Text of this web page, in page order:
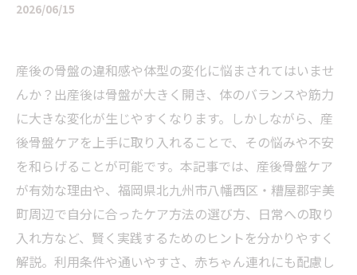
2026/06/15
産後の骨盤の違和感や体型の変化に悩まされてはいませ
んか？出産後は骨盤が大きく開き、体のバランスや筋力
に大きな変化が生じやすくなります。しかしながら、産
後骨盤ケアを上手に取り入れることで、その悩みや不安
を和らげることが可能です。本記事では、産後骨盤ケア
が有効な理由や、福岡県北九州市八幡西区・糟屋郡宇美
町周辺で自分に合ったケア方法の選び方、日常への取り
入れ方など、賢く実践するためのヒントを分かりやすく
解説。利用条件や通いやすさ、赤ちゃん連れにも配慮し